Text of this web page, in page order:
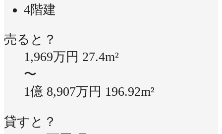
4階建
売ると？
1,969万円 27.4m²
〜
1億 8,907万円 196.92m²
貸すと？